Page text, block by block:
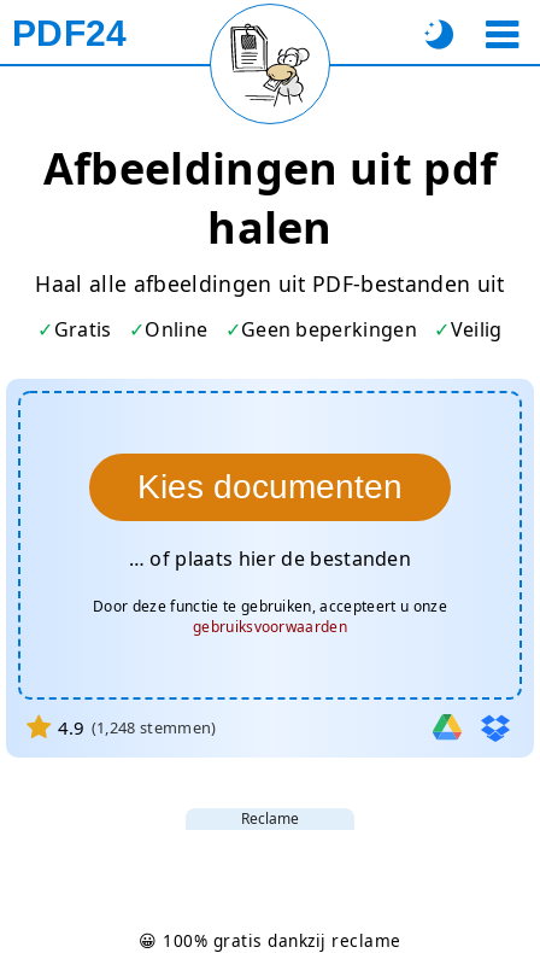
PDF24
Afbeeldingen uit pdf
halen
Haal alle afbeeldingen uit PDF-bestanden uit
Gratis Online Geen beperkingen Veilig
Kies documenten
… of plaats hier de bestanden
Door deze functie te gebruiken, accepteert u onze
gebruiksvoorwaarden
4.9 (1,248 stemmen)
Reclame
😀 100% gratis dankzij reclame